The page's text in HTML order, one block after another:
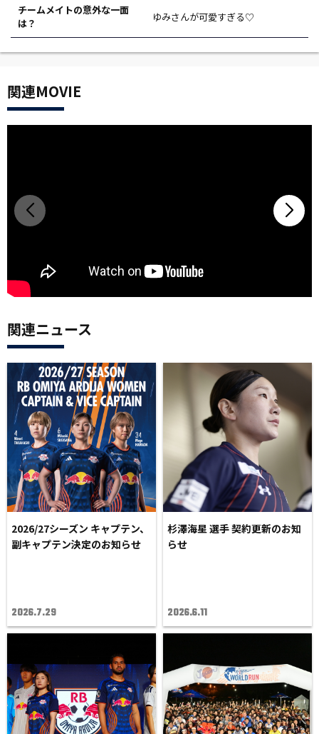
チームメイトの意外な一面
は？
ゆみさんが可愛すぎる♡
関連MOVIE
関連ニュース
2026/27シーズン キャプテン、
副キャプテン決定のお知らせ
2026.7.29
杉澤海星 選手 契約更新のお知
らせ
2026.6.11